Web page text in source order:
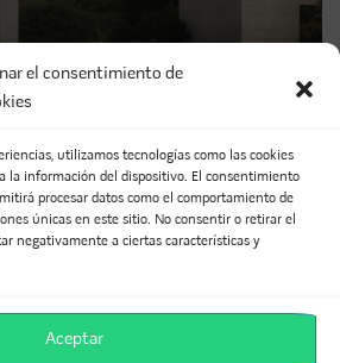
el consentimiento de
utilizamos tecnologías como las cookies
la información del dispositivo. El consentimiento
procesar datos como el comportamiento de
únicas en este sitio. No consentir o retirar el
negativamente a ciertas características y
Aceptar
COMPÁRTELO
Telegram